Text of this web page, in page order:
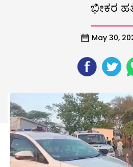
ಭೀಕರ
May 30,